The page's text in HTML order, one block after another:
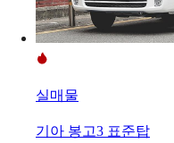
실매물
기아 봉고3 표준탑